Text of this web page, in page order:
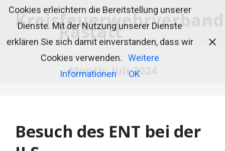
Month:Juli 2024
Besuch des ENT bei der
Cookies erleichtern die Bereitstellung unserer
Dienste. Mit der Nutzung unserer Dienste
erklären Sie sich damit einverstanden, dass wir
Cookies verwenden.
Weitere
Informationen
OK